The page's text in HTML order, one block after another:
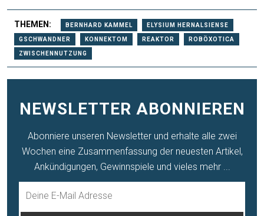
THEMEN: BERNHARD KAMMEL ELYSIUM HERNALSIENSE
GSCHWANDNER KONNEKTOM REAKTOR ROBÖXOTICA
ZWISCHENNUTZUNG
NEWSLETTER ABONNIEREN
Abonniere unseren Newsletter und erhalte alle zwei
Wochen eine Zusammenfassung der neuesten Artikel,
Ankündigungen, Gewinnspiele und vieles mehr ...